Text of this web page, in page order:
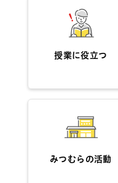
授業に役立つ
みつむらの活動